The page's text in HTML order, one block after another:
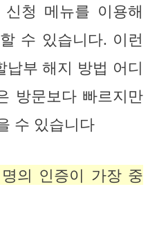
청 메뉴를 이용해
수 있습니다. 이런
납부 해지 방법 어디
방문보다 빠르지만
수 있습니다
의 인증이 가장 중